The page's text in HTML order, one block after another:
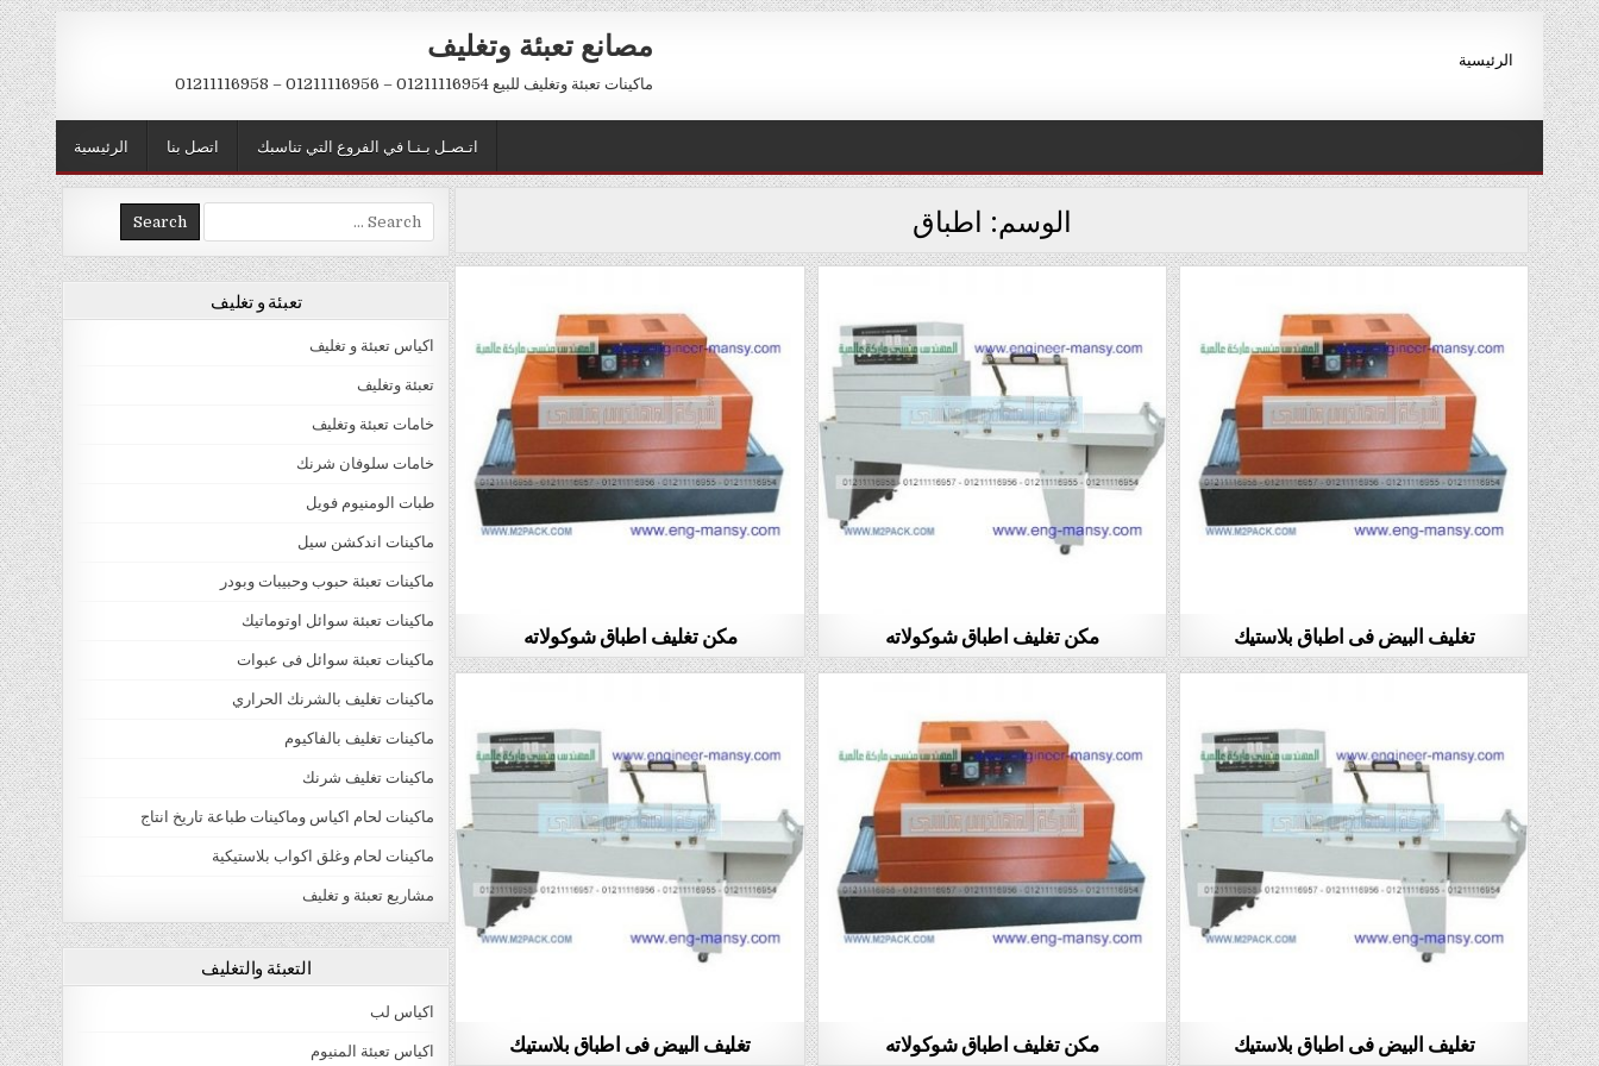
Skip
to
content
مصانع تعبئة وتغليف
ماكينات تعبئة وتغليف للبيع 01211116954 – 01211116956 – 01211116958
الرئيسية
الرئيسية اتصل بنا اتـصـل بـنـا في الفروع التي تناسبك
الوسم: اطباق
مكن تغليف اطباق شوكولاته مكن تغليف اطباق شوكولاته تغليف البيض فى اطباق بلاستيك
تغليف البيض فى اطباق بلاستيك مكن تغليف اطباق شوكولاته تغليف البيض فى اطباق بلاستيك
Search
for:
تعبئة و تغليف
اكياس تعبئة و تغليف
تعبئة وتغليف
خامات تعبئة وتغليف
خامات سلوفان شرنك
طبات الومنيوم فويل
ماكينات اندكشن سيل
ماكينات تعبئة حبوب وحبيبات وبودر
ماكينات تعبئة سوائل اوتوماتيك
ماكينات تعبئة سوائل فى عبوات
ماكينات تغليف بالشرنك الحراري
ماكينات تغليف بالفاكيوم
ماكينات تغليف شرنك
ماكينات لحام اكياس وماكينات طباعة تاريخ انتاج
ماكينات لحام وغلق اكواب بلاستيكية
مشاريع تعبئة و تغليف
التعبئة والتغليف
اكياس لب
اكياس تعبئة المنيوم